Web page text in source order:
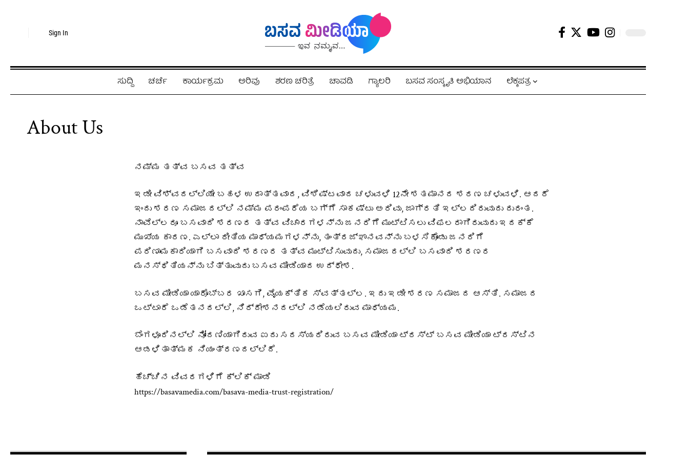
Sign In
ಸುದ್ದಿ ಚರ್ಚೆ ಕಾರ್ಯಕ್ರಮ ಅರಿವು ಶರಣ ಚರಿತ್ರೆ ಚಾವಡಿ ಗ್ಯಾಲರಿ ಬಸವ ಸಂಸ್ಕೃತಿ ಅಭಿಯಾನ ಲೆಕ್ಕಪತ್ರ
About Us
ನಮ್ಮ ತತ್ವ ಬಸವ ತತ್ವ
ಇಡೀ ವಿಶ್ವದಲ್ಲಿಯೇ ಬಹಳ ಉದಾತ್ತವಾದ, ವಿಶಿಷ್ಟವಾದ ಚಳುವಳಿ 12ನೇ ಶತಮಾನದ ಶರಣ ಚಳುವಳಿ. ಆದರೆ
ಇಂದು ಶರಣ ಸಮಾಜದಲ್ಲಿ ನಮ್ಮ ಪರಂಪರೆಯ ಬಗ್ಗೆ ಸಾಕಷ್ಟು ಅರಿವು, ಜಾಗ್ರತಿ ಇಲ್ಲದಿರುವುದು ದುರಂತ.
ನಾವೆಲ್ಲರೂ ಬಸವಾದಿ ಶರಣರ ತತ್ವ ವಿಚಾರಗಳನ್ನು ಜನರಿಗೆ ಮುಟ್ಟಿಸಲು ವಿಫಲರಾಗಿರುವುದು ಇದಕ್ಕೆ
ಮುಖ್ಯ ಕಾರಣ. ಎಲ್ಲಾ ರೀತಿಯ ಮಾಧ್ಯಮಗಳನ್ನು, ತಂತ್ರಜ್ಞಾನವನ್ನು ಬಳಸಿಕೊಂಡು ಜನರಿಗೆ
ಪರಿಣಾಮಕಾರಿಯಾಗಿ ಬಸವಾದಿ ಶರಣರ ತತ್ವ ಮುಟ್ಟಿಸುವುದು, ಸಮಾಜದಲ್ಲಿ ಬಸವಾದಿ ಶರಣರ
ಮನಸ್ಥಿತಿಯನ್ನು ಬಿತ್ತುವುದು ಬಸವ ಮೀಡಿಯಾದ ಉದ್ಧೇಶ.
ಬಸವ ಮೀಡಿಯಾ ಯಾರೊಬ್ಬರ ಖಾಸಗಿ, ವೈಯಕ್ತಿಕ ಸ್ವತ್ತಲ್ಲ. ಇದು ಇಡೀ ಶರಣ ಸಮಾಜದ ಆಸ್ತಿ. ಸಮಾಜದ
ಒಟ್ಟಾರೆ ಒಡೆತನದಲ್ಲಿ, ನಿರ್ದೇಶನದಲ್ಲಿ ನಡೆಯಲಿರುವ ಮಾಧ್ಯಮ.
ಬೆಂಗಳೂರಿನಲ್ಲಿ ನೋಂದಣಿಯಾಗಿರುವ ಐದು ಸದಸ್ಯರಿರುವ ಬಸವ ಮೀಡಿಯಾ ಟ್ರಸ್ಟ್ ಬಸವ ಮೀಡಿಯಾ ಟ್ರಸ್ಟಿನ
ಆಡಳಿತಾತ್ಮಕ ನಿಯಂತ್ರಣದಲ್ಲಿದೆ.
ಹೆಚ್ಚಿನ ವಿವರಗಳಿಗೆ ಕ್ಲಿಕ್ ಮಾಡಿ
https://basavamedia.com/basava-media-trust-registration/